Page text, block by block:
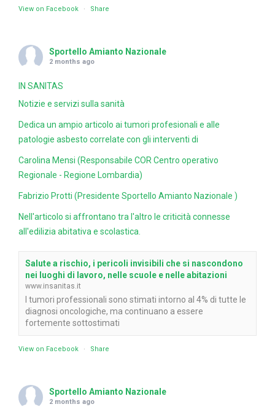
View on Facebook · Share
Sportello Amianto Nazionale
2 months ago
IN SANITAS
Notizie e servizi sulla sanità
Dedica un ampio articolo ai tumori profesionali e alle
patologie asbesto correlate con gli interventi di
Carolina Mensi (Responsabile COR Centro operativo
Regionale - Regione Lombardia)
Fabrizio Protti (Presidente Sportello Amianto Nazionale )
Nell'articolo si affrontano tra l'altro le criticità connesse
all'edilizia abitativa e scolastica.
Salute a rischio, i pericoli invisibili che si nascondono
nei luoghi di lavoro, nelle scuole e nelle abitazioni
www.insanitas.it
I tumori professionali sono stimati intorno al 4% di tutte le
diagnosi oncologiche, ma continuano a essere
fortemente sottostimati
View on Facebook · Share
Sportello Amianto Nazionale
2 months ago